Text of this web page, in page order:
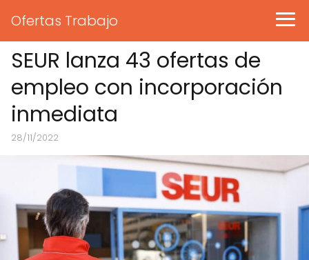
Ofertas Trabajo
SEUR lanza 43 ofertas de
empleo con incorporación
inmediata
28/11/2022